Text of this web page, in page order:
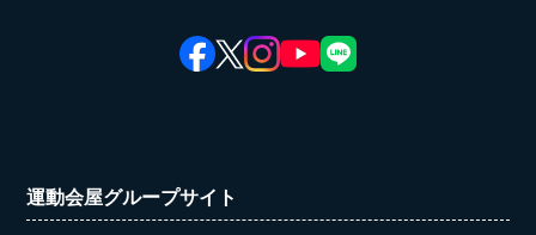
運動会屋グループサイト